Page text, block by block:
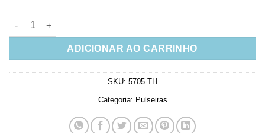
Pulseira 3 Correntes Bolinhas E Zirconias Prata 925 Banho
ADICIONAR AO CARRINHO
SKU: 5705-TH
Categoria: Pulseiras